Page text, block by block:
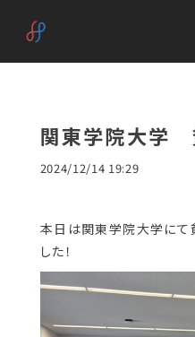
関東学院大学
2024/12/14 19:29
本日は関東学院大学にて
した！